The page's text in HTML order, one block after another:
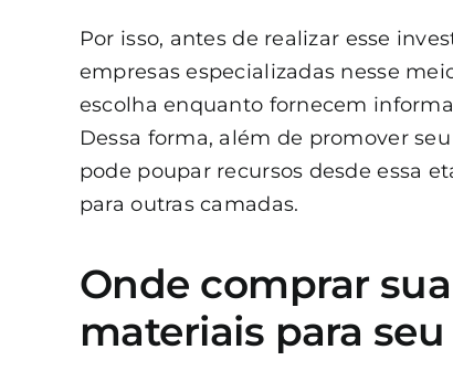
Por isso, antes de realizar esse
empresas especializadas nesse
escolha enquanto fornecem
Dessa forma, além de promover
pode poupar recursos desde essa
para outras camadas.
Onde comprar
materiais para